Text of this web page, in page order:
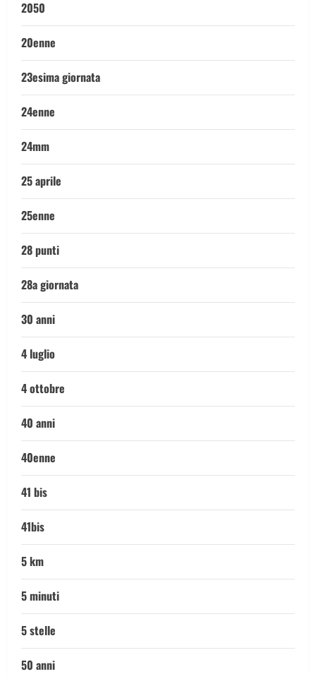
2050
20enne
23esima giornata
24enne
24mm
25 aprile
25enne
28 punti
28a giornata
30 anni
4 luglio
4 ottobre
40 anni
40enne
41 bis
41bis
5 km
5 minuti
5 stelle
50 anni